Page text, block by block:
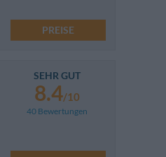
PREISE
SEHR GUT
8.4/10
40 Bewertungen